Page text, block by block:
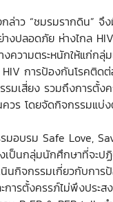
ล่าว “ชมรมรากดิน” จึ
างปลอดภัย ห่างไกล
างความตระหนักให้แก่กลุ่
การป้องกันโรคติด
มเสี่ยง รวมถึงการตั้งค
วร โดยจัดกิจกรรมแบ่ง
มอบรม Safe Love,
ป็นกลุ่มนักศึกษาที่จะป
นกิจกรรมเกี่ยวกับการ
ารตั้งครรภ์ไม่พึงประส